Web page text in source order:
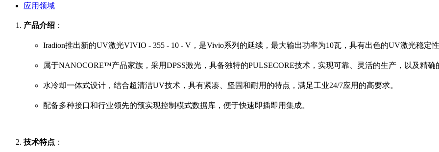
应用领域
产品介绍 ：
Iradion推出新的UV激光VIVIO - 355 - 10 - V，是Vivio系列的延续，最大输出功率为10瓦，具有出色的UV激光稳定性
属于NANOCORE™产品家族，采用DPSS激光，具备独特的PULSECORE技术，实现可靠、灵活的生产，以及精确
水冷却一体式设计，结合超清洁UV技术，具有紧凑、坚固和耐用的特点，满足工业24/7应用的高要求。
配备多种接口和行业领先的预实现控制模式数据库，便于快速即插即用集成。
技术特点 ：